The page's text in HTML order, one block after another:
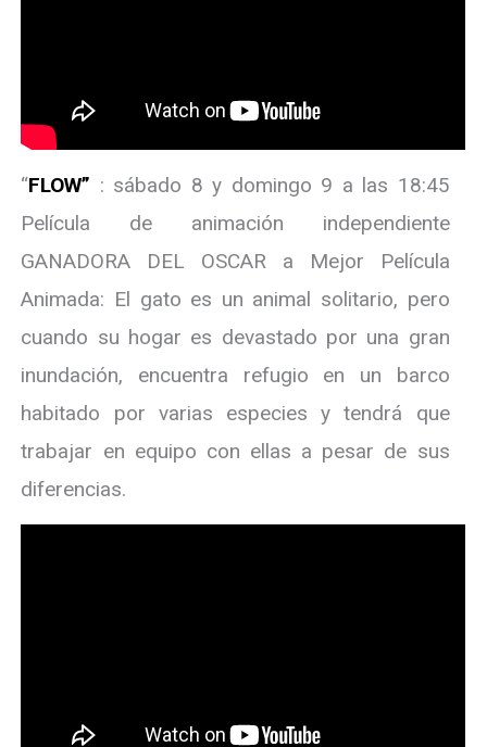
“FLOW” : sábado 8 y domingo 9 a las 18:45
Película de animación independiente
GANADORA DEL OSCAR a Mejor Película
Animada: El gato es un animal solitario, pero
cuando su hogar es devastado por una gran
inundación, encuentra refugio en un barco
habitado por varias especies y tendrá que
trabajar en equipo con ellas a pesar de sus
diferencias.